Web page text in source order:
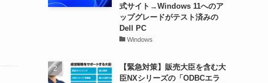
式サイト→Windows 11へのア
ップグレードがテスト済みの
Dell PC
Windows
【緊急対策】販売大臣を含む大
臣NXシリーズの「ODBCエラ